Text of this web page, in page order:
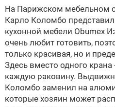
На Парижском мебельном
Карло Коломбо
кухонной мебели Obumex
очень любит готовить,
только красивая, но и
Здесь вместо одного
каждую раковину.
Коломбо заменил на
которые хозяин может